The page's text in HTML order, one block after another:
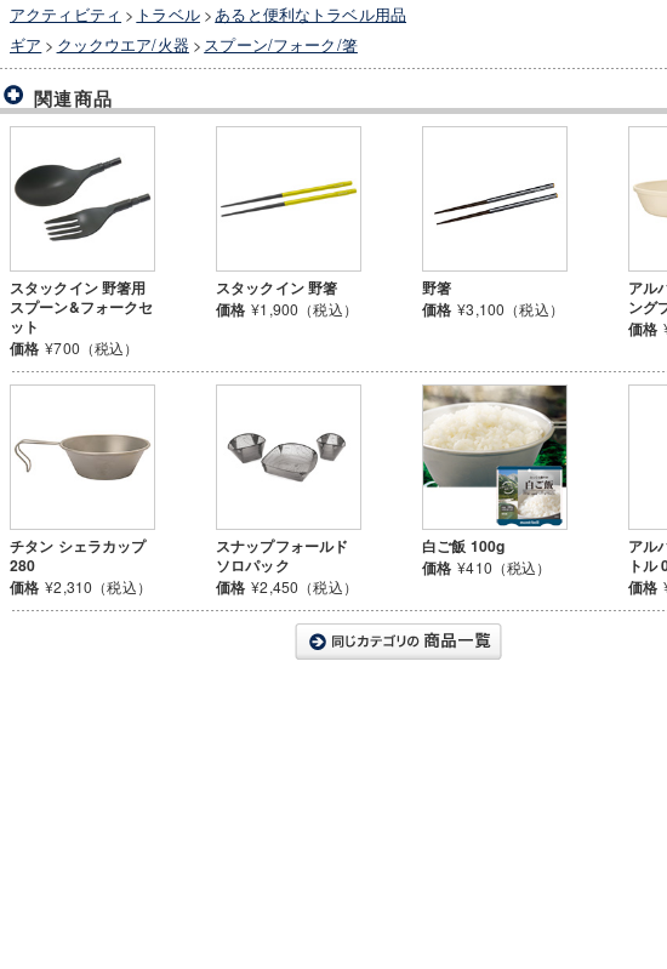
アクティビティ > トラベル > あると便利なトラベル用品
ギア > クックウエア/火器 > スプーン/フォーク/箸
関連商品
スタックイン 野箸用
スプーン&フォークセ
ット
価格 ¥700（税込）
スタックイン 野箸
価格 ¥1,900（税込）
野箸
価格 ¥3,100（税込）
アル
ング
価格
チタン シェラカップ
280
価格 ¥2,310（税込）
スナップフォールド
ソロパック
価格 ¥2,450（税込）
白ご飯 100g
価格 ¥410（税込）
アル
トル
価格